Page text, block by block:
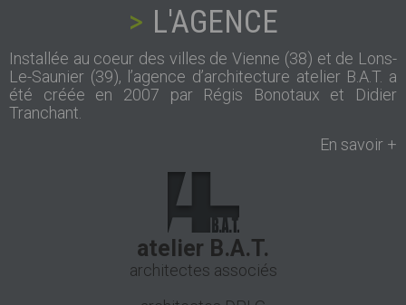
L'AGENCE
Installée au coeur des villes de Vienne (38) et de Lons-
Le-Saunier (39), l’agence d’architecture atelier B.A.T. a
été créée en 2007 par Régis Bonotaux et Didier
Tranchant.
En savoir +
atelier B.A.T.
architectes associés